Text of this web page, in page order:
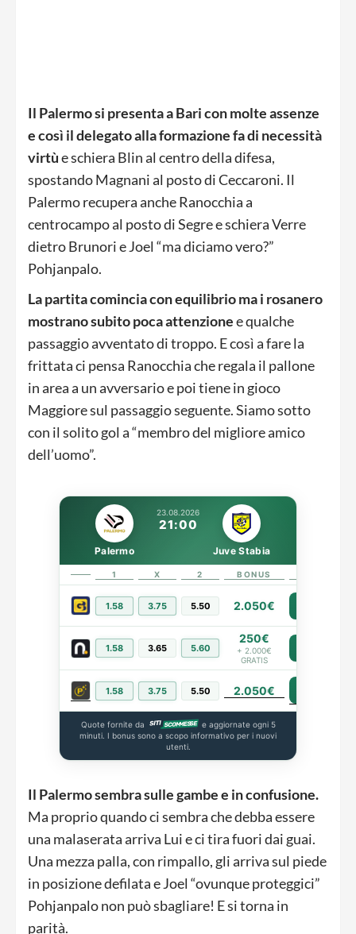
Il Palermo si presenta a Bari con molte assenze
e così il delegato alla formazione fa di necessità
virtùe schiera Blin al centro della difesa,
spostando Magnani al posto di Ceccaroni. Il
Palermo recupera anche Ranocchia a
centrocampo al posto di Segre e schiera Verre
dietro Brunori e Joel “ma diciamo vero?”
Pohjanpalo.
La partita comincia con equilibrio ma i rosanero
mostrano subito poca attenzionee qualche
passaggio avventato di troppo. E così a fare la
frittata ci pensa Ranocchia che regala il pallone
in area a un avversario e poi tiene in gioco
Maggiore sul passaggio seguente. Siamo sotto
con il solito gol a “membro del migliore amico
dell’uomo”.
23.08.2026
21:00
Palermo Juve Stabia
1 X 2 BONUS
1.58 3.75 5.50 2.050€
1.58 3.65 5.60
250€
+ 2.000€
GRATIS
1.58 3.75 5.50 2.050€
Quote fornite da
e aggiornate ogni 5
minuti. I bonus sono a scopo informativo per i nuovi
utenti.
Il Palermo sembra sulle gambe e in confusione.
Ma proprio quando ci sembra che debba essere
una malaserata arriva Lui e ci tira fuori dai guai.
Una mezza palla, con rimpallo, gli arriva sul piede
in posizione defilata e Joel “ovunque proteggici”
Pohjanpalo non può sbagliare! E si torna in
parità.